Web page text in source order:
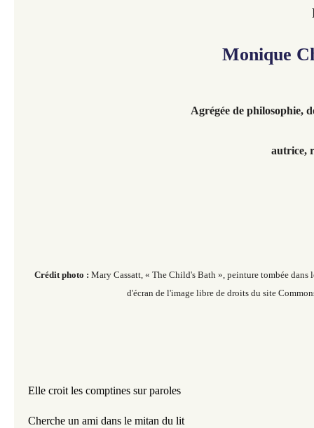
Monique
Agrégée de philosophie,
autrice,
Crédit photo : Mary Cassatt, « The Child's Bath », peinture tombée dans
d'écran de l'image libre de droits du site
Elle croit les comptines sur paroles
Cherche un ami dans le mitan du lit